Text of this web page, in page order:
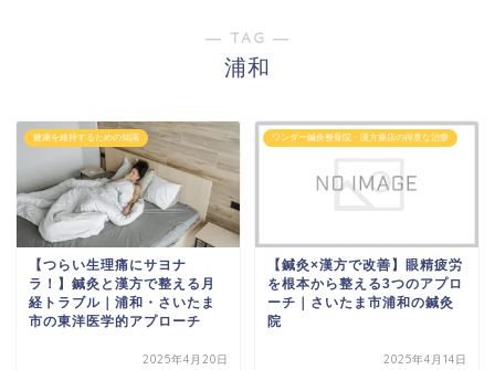
― TAG ―
浦和
健康を維持するための知識
【つらい生理痛にサヨナ
ラ！】鍼灸と漢方で整える月
経トラブル｜浦和・さいたま
市の東洋医学的アプローチ
2025年4月20日
ワンダー鍼灸整骨院・漢方薬店の得意な治療
【鍼灸×漢方で改善】眼精疲労
を根本から整える3つのアプロ
ーチ｜さいたま市浦和の鍼灸
院
2025年4月14日